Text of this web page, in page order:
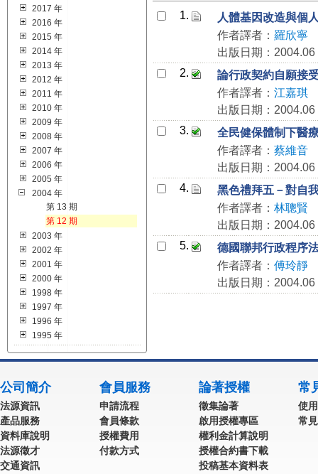
2017 年
2016 年
2015 年
2014 年
2013 年
2012 年
2011 年
2010 年
2009 年
2008 年
2007 年
2006 年
2005 年
2004 年
第 13 期
第 12 期
2003 年
2002 年
2001 年
2000 年
1998 年
1997 年
1996 年
1995 年
1.
人體基因改造與個
作者譯者： 羅欣寧
出版日期：2004.06
2.
論行政契約自願接
作者譯者： 江嘉琪
出版日期：2004.06
3.
全民健保體制下醫
作者譯者： 蔡維音
出版日期：2004.06
4.
黑色禮拜五－對自
作者譯者： 林聰賢
出版日期：2004.06
5.
德國聯邦行政程序
作者譯者： 傅玲靜
出版日期：2004.06
公司簡介
法源資訊
產品服務
資料庫說明
法源徵才
交通資訊
會員服務
申請流程
會員條款
授權費用
付款方式
論著授權
徵集論著
啟用授權專區
權利金計算說明
授權合約書下載
投稿基本資料表
常
使
常